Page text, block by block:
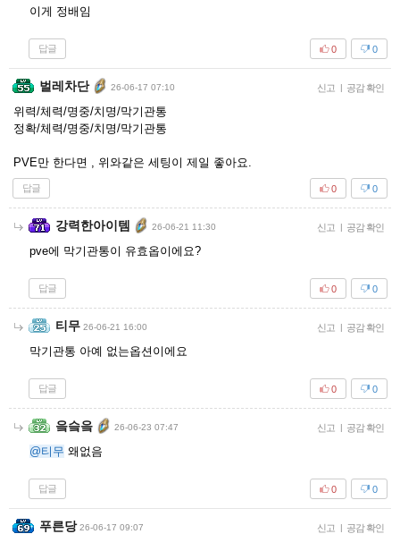
이게 정배임
답글 0
0
벌레차단 26-06-17 07:10 신고 | 공감 확인
위력/체력/명중/치명/막기관통
정확/체력/명중/치명/막기관통
PVE만 한다면 , 위와같은 세팅이 제일 좋아요.
답글 0
0
강력한아이템 26-06-21 11:30 신고 | 공감 확인
pve에 막기관통이 유효옵이에요?
답글 0
0
티무 26-06-21 16:00 신고 | 공감 확인
막기관통 아예 없는옵션이에요
답글 0
0
읔슼읔 26-06-23 07:47 신고 | 공감 확인
@티무 왜없음
답글 0
0
푸른당 26-06-17 09:07 신고 | 공감 확인